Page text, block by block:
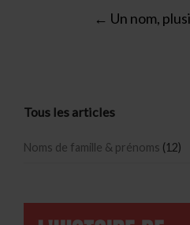
← Un nom,
Tous les articles
Noms de famille & prénoms (12)